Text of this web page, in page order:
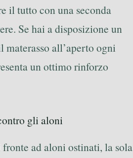
il tutto con una seconda
Se hai a disposizione un
materasso all’aperto ogni
un ottimo rinforzo
gli aloni
ad aloni ostinati, la sola